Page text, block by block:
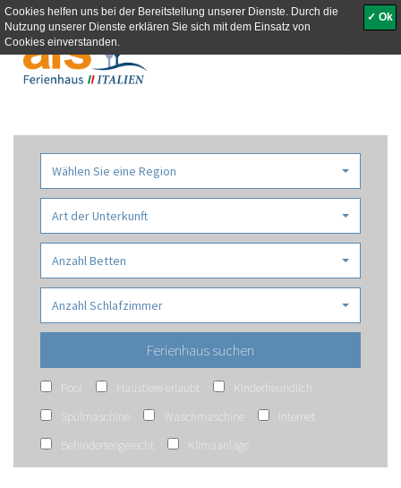
Cookies helfen uns bei der Bereitstellung unserer Dienste. Durch die
Nutzung unserer Dienste erklären Sie sich mit dem Einsatz von
Cookies einverstanden.
✓ Ok
Wählen Sie eine Region
Art der Unterkunft
Anzahl Betten
Anzahl Schlafzimmer
Pool Haustiere erlaubt
Kinderfreundlich
Spülmaschine
Waschmaschine
Internet
Behindertengerecht
Klimaanlage